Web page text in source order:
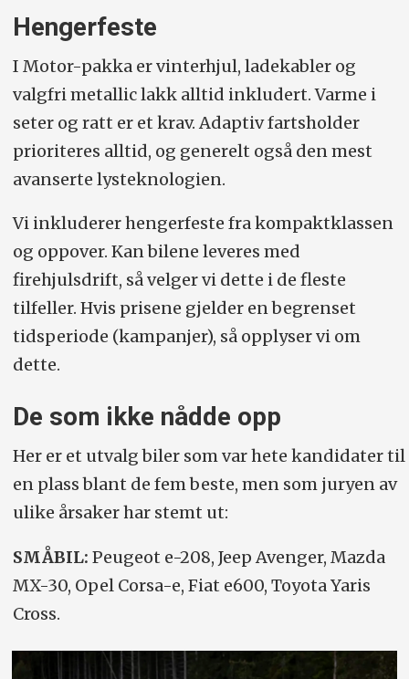
Hengerfeste
I Motor-pakka er vinterhjul, ladekabler og
valgfri metallic lakk alltid inkludert. Varme i
seter og ratt er et krav. Adaptiv fartsholder
prioriteres alltid, og generelt også den mest
avanserte lysteknologien.
Vi inkluderer hengerfeste fra kompaktklassen
og oppover. Kan bilene leveres med
firehjulsdrift, så velger vi dette i de fleste
tilfeller. Hvis prisene gjelder en begrenset
tidsperiode (kampanjer), så opplyser vi om
dette.
De som ikke nådde opp
Her er et utvalg biler som var hete kandidater til
en plass blant de fem beste, men som juryen av
ulike årsaker har stemt ut:
SMÅBIL: Peugeot e-208, Jeep Avenger, Mazda
MX-30, Opel Corsa-e, Fiat e600, Toyota Yaris
Cross.